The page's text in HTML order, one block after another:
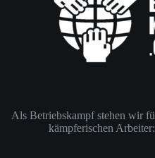
Als Betriebskampf stehen wir
kämpferischen